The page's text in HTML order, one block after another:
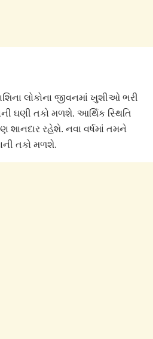
લોકોના જીવનમાં ખુશીઓ ભરી
ઘણી તકો મળશે. આર્થિક સ્થિતિ
રહેશે. નવા વર્ષમાં તમને
તકો મળશે.